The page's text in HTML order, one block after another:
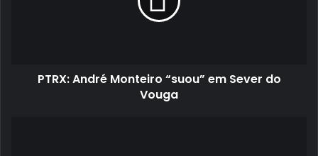
PTRX: André Monteiro “suou” em Sever do
Vouga